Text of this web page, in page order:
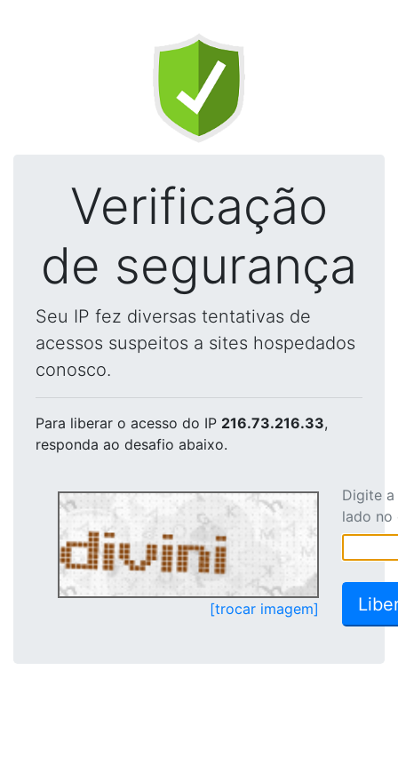
Verificação
de segurança
Seu IP fez diversas tentativas de
acessos suspeitos a sites hospedados
conosco.
Para liberar o acesso do IP 216.73.216.33,
responda ao desafio abaixo.
[trocar imagem]
Digite
lado no